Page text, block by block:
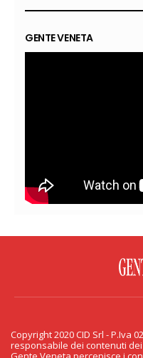
GENTE VENETA
Copyright 2020 CID Srl - P.Iva
responsabile dei contenuti